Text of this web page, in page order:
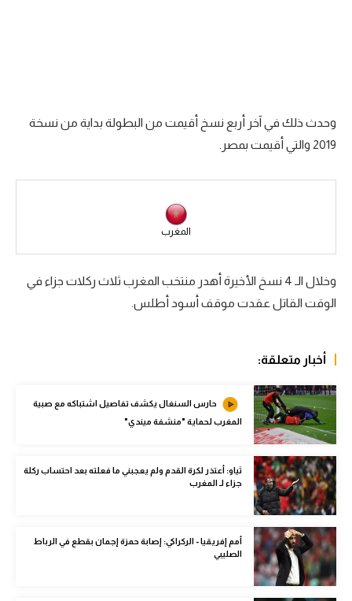
سعودي في الجول
رياضات أخرى
كرة السلة الأمريكية
كرة سلة
كرة يد
الوطن العربي
في المونديال
رياضة نسائية
آسيا
وحدث ذلك في آخر أربع نسخ أقيمت من البطولة بداية من نسخة
2019 والتي أقيمت بمصر.
المغرب
وخلال الـ 4 نسخ الأخيرة أهدر منتخب المغرب ثلاث ركلات جزاء في
الوقت القاتل عقدت موقف أسود أطلس.
أخبار متعلقة:
حارس السنغال يكشف تفاصيل اشتباكه مع صبية
المغرب لحماية "منشفة ميندي"
ثياو: أعتذر لكرة القدم ولم يعجبني ما فعلته بعد احتساب ركلة
جزاء لـ المغرب
أمم إفريقيا - الركراكي: إصابة حمزة إجمان بقطع في الرباط
الصليبي